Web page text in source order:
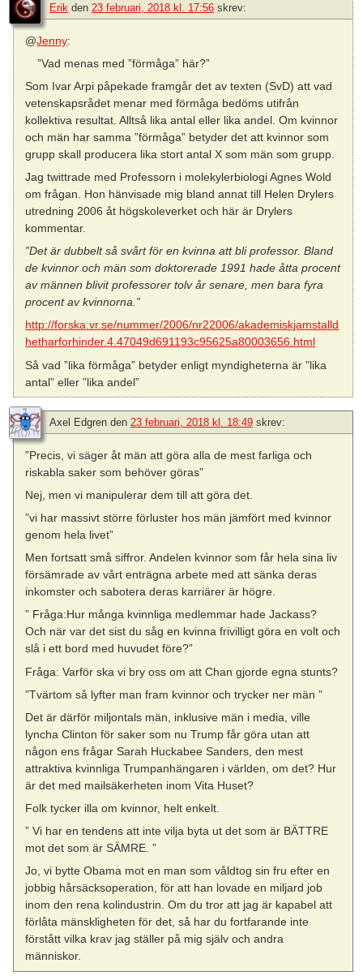
Erik den 23 februari, 2018 kl. 17:56 skrev:
@Jenny:
”Vad menas med ”förmåga” här?”
Som Ivar Arpi påpekade framgår det av texten (SvD) att vad
vetenskapsrådet menar med förmåga bedöms utifrån
kollektiva resultat. Alltså lika antal eller lika andel. Om kvinnor
och män har samma ”förmåga” betyder det att kvinnor som
grupp skall producera lika stort antal X som män som grupp.
Jag twittrade med Professorn i molekylerbiologi Agnes Wold
om frågan. Hon hänvisade mig bland annat till Helen Drylers
utredning 2006 åt högskoleverket och här är Drylers
kommentar.
”Det är dubbelt så svårt för en kvinna att bli professor. Bland
de kvinnor och män som doktorerade 1991 hade åtta procent
av männen blivit professorer tolv år senare, men bara fyra
procent av kvinnorna.”
http://forska.vr.se/nummer/2006/nr22006/akademiskjamstalld
hetharforhinder.4.47049d691193c95625a80003656.html
Så vad ”lika förmåga” betyder enligt myndigheterna är ”lika
antal” eller ”lika andel”
Axel Edgren den 23 februari, 2018 kl. 18:49 skrev:
”Precis, vi säger åt män att göra alla de mest farliga och
riskabla saker som behöver göras”
Nej, men vi manipulerar dem till att göra det.
”vi har massivt större förluster hos män jämfört med kvinnor
genom hela livet”
Men fortsatt små siffror. Andelen kvinnor som får hela sina liv
försämrade av vårt enträgna arbete med att sänka deras
inkomster och sabotera deras karriärer är högre.
” Fråga:Hur många kvinnliga medlemmar hade Jackass?
Och när var det sist du såg en kvinna frivilligt göra en volt och
slå i ett bord med huvudet före?”
Fråga: Varför ska vi bry oss om att Chan gjorde egna stunts?
”Tvärtom så lyfter man fram kvinnor och trycker ner män ”
Det är därför miljontals män, inklusive män i media, ville
lyncha Clinton för saker som nu Trump får göra utan att
någon ens frågar Sarah Huckabee Sanders, den mest
attraktiva kvinnliga Trumpanhängaren i världen, om det? Hur
är det med mailsäkerheten inom Vita Huset?
Folk tycker illa om kvinnor, helt enkelt.
” Vi har en tendens att inte vilja byta ut det som är BÄTTRE
mot det som är SÄMRE. ”
Jo, vi bytte Obama mot en man som våldtog sin fru efter en
jobbig hårsäcksoperation, för att han lovade en miljard job
inom den rena kolindustrin. Om du tror att jag är kapabel att
förlåta mänskligheten för det, så har du fortfarande inte
förstått vilka krav jag ställer på mig själv och andra
människor.